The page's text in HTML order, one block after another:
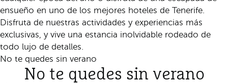
ensueño en uno de los mejores hoteles de Tenerife.
Disfruta de nuestras actividades y experiencias más
exclusivas, y vive una estancia inolvidable rodeado de
todo lujo de detalles.
No te quedes sin verano
No te quedes sin verano